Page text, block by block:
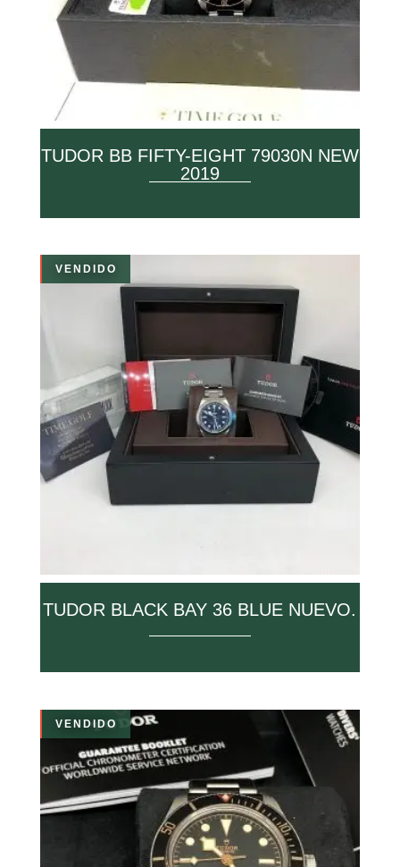
TUDOR BB FIFTY-EIGHT 79030N NEW
2019
VENDIDO
TUDOR BLACK BAY 36 BLUE NUEVO.
VENDIDO